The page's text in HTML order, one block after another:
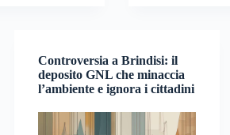
Controversia a Brindisi: il
deposito GNL che minaccia
l’ambiente e ignora i cittadini